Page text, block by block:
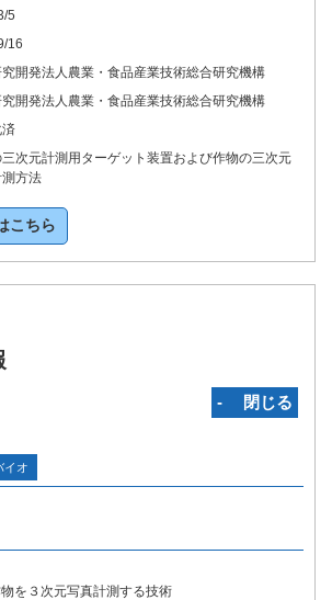
5
16
究開発法人農業・食品産業技術総合研究機構
究開発法人農業・食品産業技術総合研究機構
次元計測用ターゲット装置および作物の三次元
方法
こちら
‐ 閉じる
イオ
を３次元写真計測する技術